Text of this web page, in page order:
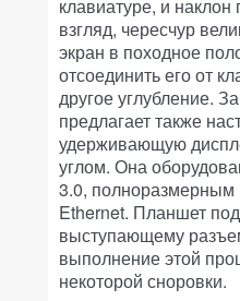
клавиатуре, и
взгляд, чересчур
экран в походное
отсоединить его от
другое углубление.
предлагает также
удерживающую
углом. Она
3.0, полноразмерным
Ethernet. Планшет
выступающему
выполнение этой
некоторой сноровки.